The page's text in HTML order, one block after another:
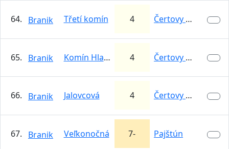
64. Branik Třetí komín 4 Čertovy stěny u…
65. Branik Komín Hlaďas 4 Čertovy stěny u…
66. Branik Jalovcová 4 Čertovy stěny u…
67. Branik Veľkonočná 7- Pajštún